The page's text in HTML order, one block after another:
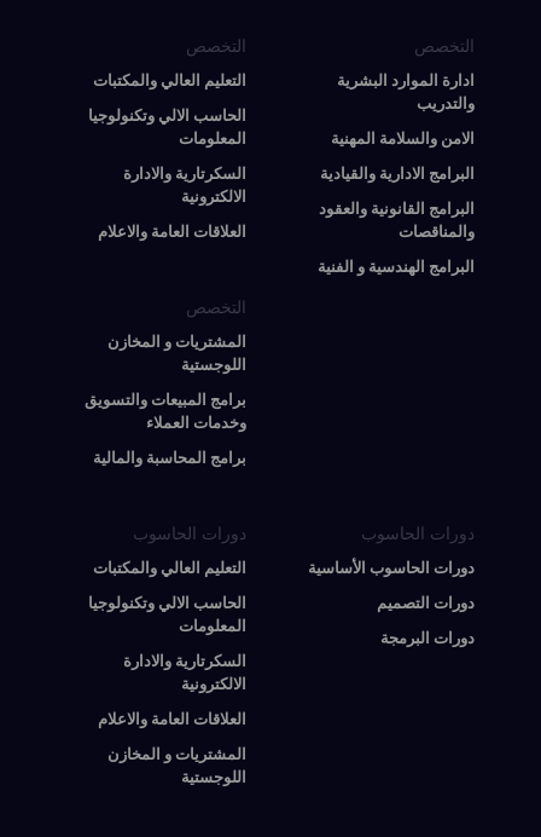
التخصص
ادارة الموارد البشرية
والتدريب
الامن والسلامة المهنية
البرامج الادارية والقيادية
البرامج القانونية والعقود
والمناقصات
البرامج الهندسية و الفنية
التخصص
التعليم العالي والمكتبات
الحاسب الالي وتكنولوجيا
المعلومات
السكرتارية والادارة
الالكترونية
العلاقات العامة والاعلام
التخصص
المشتريات و المخازن
اللوجستية
برامج المبيعات والتسويق
وخدمات العملاء
برامج المحاسبة والمالية
دورات الحاسوب
دورات الحاسوب الأساسية
دورات التصميم
دورات البرمجة
دورات الحاسوب
التعليم العالي والمكتبات
الحاسب الالي وتكنولوجيا
المعلومات
السكرتارية والادارة
الالكترونية
العلاقات العامة والاعلام
المشتريات و المخازن
اللوجستية